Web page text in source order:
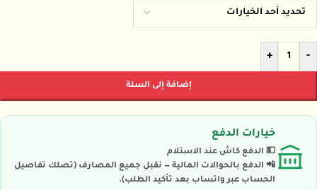
-
+
إضافة إلى السلة
خيارات الدفع
💵 الدفع كاش عند الاستلام
📲 الدفع بالحوالات المالية — نقبل جميع المصارف (تصلك تفاصيل
الحساب عبر واتساب بعد تأكيد الطلب).